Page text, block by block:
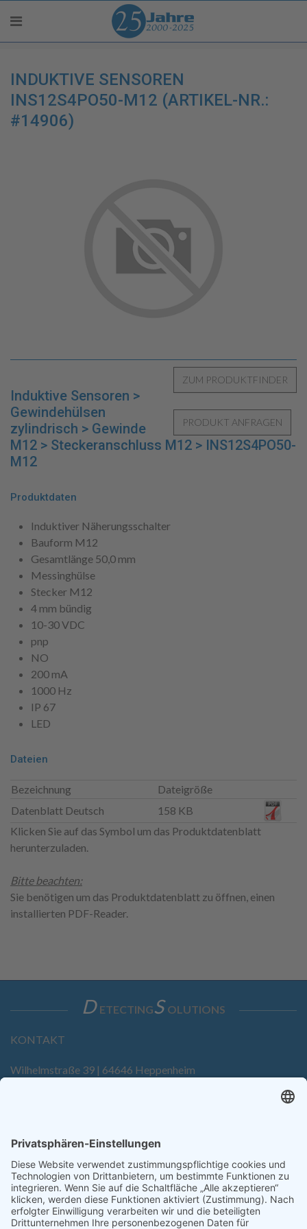
INDUKTIVE SENSOREN
INS12S4PO50-M12 (ARTIKEL-NR.:
#14906)
Induktive Sensoren >
Gewindehülsen
zylindrisch > Gewinde
M12 > Steckeranschluss M12 > INS12S4PO50-
M12
Produktdaten
Induktiver Näherungsschalter
Bauform M12
Gesamtlänge 50,0 mm
Messinghülse
Stecker M12
4 mm bündig
10-30 VDC
pnp
NO
200 mA
1000 Hz
IP 67
LED
Dateien
Bezeichnung
Dateigröße
Datenblatt Deutsch
158 KB
Klicken Sie auf das Symbol um das Produktdatenblatt
herunterzuladen.
Bitte beachten:
Sie benötigen um das Produktdatenblatt zu öffnen, einen
installierten PDF-Reader.
D ETECTINGS OLUTIONS
KONTAKT
Wilhelmstraße 39 | 64646 Heppenheim
SERVICE
Anfrage